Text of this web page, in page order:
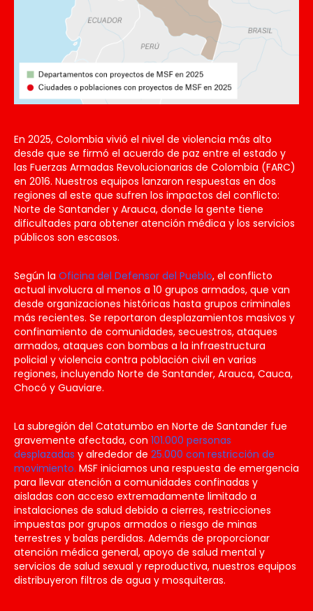
En 2025, Colombia vivió el nivel de violencia más alto
desde que se firmó el acuerdo de paz entre el estado y
las Fuerzas Armadas Revolucionarias de Colombia (FARC)
en 2016. Nuestros equipos lanzaron respuestas en dos
regiones al este que sufren los impactos del conflicto:
Norte de Santander y Arauca, donde la gente tiene
dificultades para obtener atención médica y los servicios
públicos son escasos.
Según la Oficina del Defensor del Pueblo, el conflicto
actual involucra al menos a 10 grupos armados, que van
desde organizaciones históricas hasta grupos criminales
más recientes. Se reportaron desplazamientos masivos y
confinamiento de comunidades, secuestros, ataques
armados, ataques con bombas a la infraestructura
policial y violencia contra población civil en varias
regiones, incluyendo Norte de Santander, Arauca, Cauca,
Chocó y Guaviare.
La subregión del Catatumbo en Norte de Santander fue
gravemente afectada, con 101.000 personas
desplazadas y alrededor de 25.000 con restricción de
movimiento. MSF iniciamos una respuesta de emergencia
para llevar atención a comunidades confinadas y
aisladas con acceso extremadamente limitado a
instalaciones de salud debido a cierres, restricciones
impuestas por grupos armados o riesgo de minas
terrestres y balas perdidas. Además de proporcionar
atención médica general, apoyo de salud mental y
servicios de salud sexual y reproductiva, nuestros equipos
distribuyeron filtros de agua y mosquiteras.